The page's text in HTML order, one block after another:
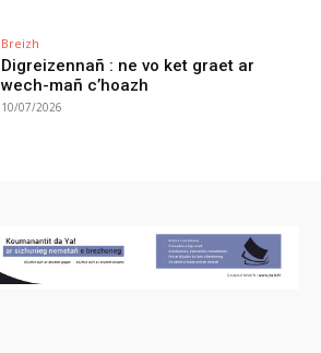
Breizh
Digreizennañ : ne vo ket graet ar
wech-mañ c’hoazh
10/07/2026